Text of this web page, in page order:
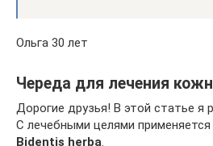
Ольга 30 лет
Череда для лечения
Дорогие друзья! В этой статье я
С лечебными целями применяется
Bidentis herba.